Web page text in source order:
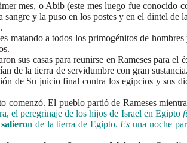
o Abib (este mes luego fue conocido
y la puso en los postes y en el dintel de
a todos los primogénitos de hombres
casas para reunirse en Rameses para el
de la tierra de servidumbre con gran
de Su juicio final contra los egipcios y sus
El pueblo partió de Rameses
el peregrinaje de los hijos de Israel en Egipto
n de la tierra de Egipto. Esuna noche